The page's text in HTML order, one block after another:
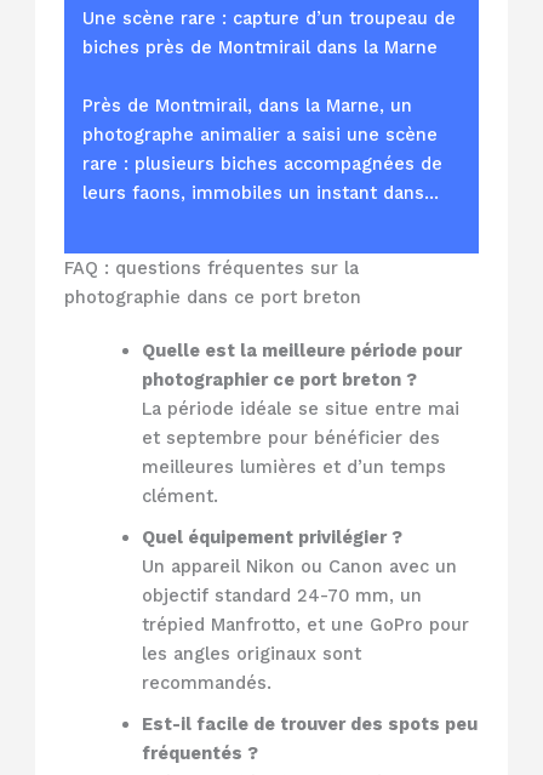
Une scène rare : capture d’un troupeau de
biches près de Montmirail dans la Marne
Près de Montmirail, dans la Marne, un
photographe animalier a saisi une scène
rare : plusieurs biches accompagnées de
leurs faons, immobiles un instant dans…
FAQ : questions fréquentes sur la
photographie dans ce port breton
Quelle est la meilleure période pour
photographier ce port breton ?
La période idéale se situe entre mai
et septembre pour bénéficier des
meilleures lumières et d’un temps
clément.
Quel équipement privilégier ?
Un appareil Nikon ou Canon avec un
objectif standard 24-70 mm, un
trépied Manfrotto, et une GoPro pour
les angles originaux sont
recommandés.
Est-il facile de trouver des spots peu
fréquentés ?